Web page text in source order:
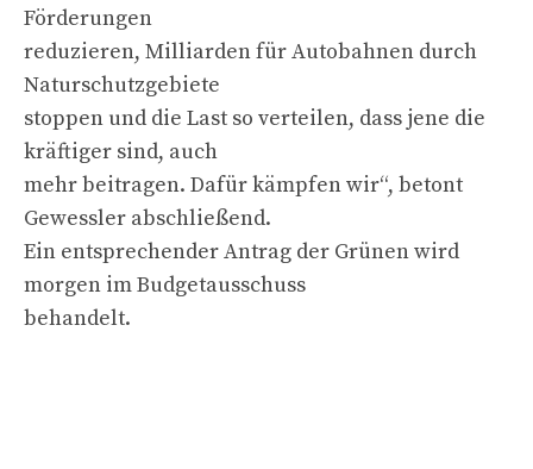
Förderungen
reduzieren, Milliarden für Autobahnen durch
Naturschutzgebiete
stoppen und die Last so verteilen, dass jene die
kräftiger sind, auch
mehr beitragen. Dafür kämpfen wir“, betont
Gewessler abschließend.
Ein entsprechender Antrag der Grünen wird
morgen im Budgetausschuss
behandelt.